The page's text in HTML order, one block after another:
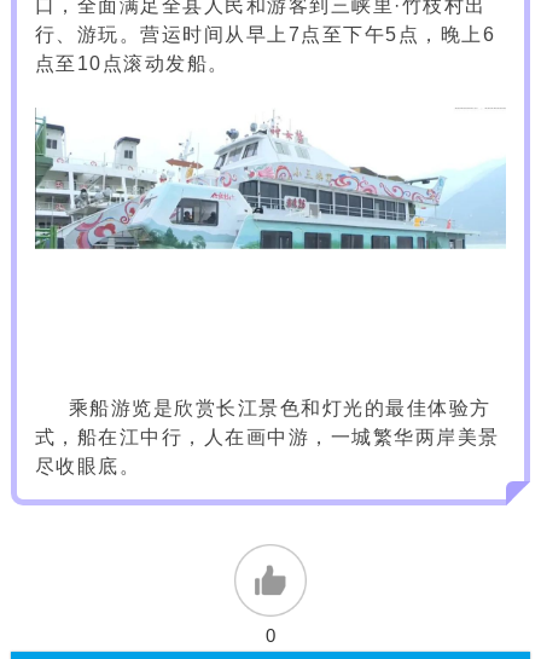
口，全面满足全县人民和游客到三峡里·竹枝村出
行、游玩。营运时间从早上7点至下午5点，晚上6
点至10点滚动发船。
乘船游览是欣赏长江景色和灯光的最佳体验方
式，船在江中行，人在画中游，一城繁华两岸美景
尽收眼底。
0